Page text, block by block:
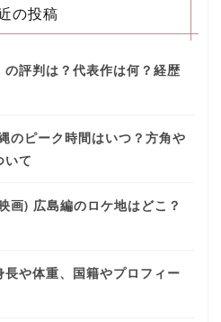
の投稿
の評判は？代表作は何？経歴
のピーク時間はいつ？方角や
いて
画) 広島編のロケ地はどこ？
長や体重、国籍やプロフィー